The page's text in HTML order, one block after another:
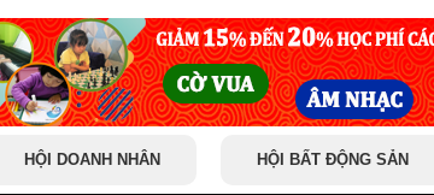
HỘI DOANH NHÂN HỘI BẤT ĐỘNG SẢN